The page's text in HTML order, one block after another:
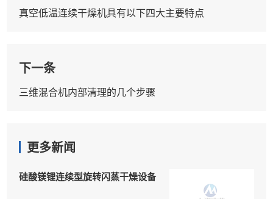
真空低温连续干燥机具有以下四大主要特点
下一条
三维混合机内部清理的几个步骤
更多新闻
硅酸镁锂连续型旋转闪蒸干燥设备